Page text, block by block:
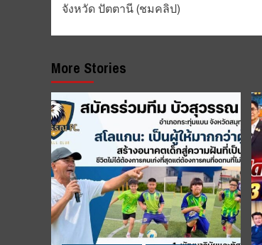
จังหวัด ปัตตานี (ชมคลิป)
More Stories